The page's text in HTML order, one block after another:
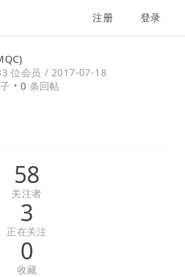
注册 登录
位会员 / 2017-07-18
• 0 条回帖
58
关注者
3
正在关注
0
收藏